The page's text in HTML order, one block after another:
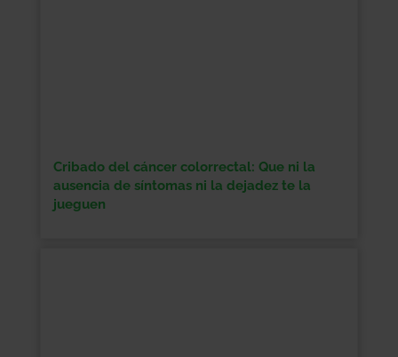
Cribado del cáncer colorrectal: Que ni la
ausencia de síntomas ni la dejadez te la
jueguen